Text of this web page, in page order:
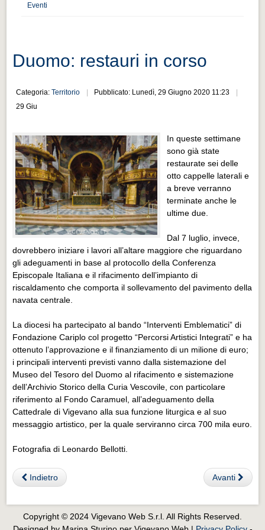
Distretto industriale
Cultura e turismo 4.0
Cultura e turismo 4.0
PROGETTI
Progetti Aperti
Progetti Aperti
Progetti Realizzati
Progetti Realizzati
EVENTI
EVENTI
Eventi Vigevano
Eventi Vigevano
Eventi Pavia
Eventi
Duomo: restauri in corso
Categoria:Territorio
Pubblicato: Lunedì, 29 Giugno 2020 11:23
29 Giu
In queste settimane
sono già state
restaurate sei delle
otto cappelle laterali e
a breve verranno
terminate anche le
ultime due.
Dal 7 luglio, invece,
dovrebbero iniziare i lavori all’altare maggiore che riguardano
gli adeguamenti in base al protocollo della Conferenza
Episcopale Italiana e il rifacimento dell’impianto di
riscaldamento che comporta il sollevamento del pavimento della
navata centrale.
La diocesi ha partecipato al bando “Interventi Emblematici” di
Fondazione Cariplo col progetto “Percorsi Artistici Integrati” e ha
ottenuto l’approvazione e il finanziamento di un milione di euro;
i principali interventi previsti vanno dalla sistemazione del
Museo del Tesoro del Duomo al rifacimento e sistemazione
dell’Archivio Storico della Curia Vescovile, con particolare
riferimento al Fondo Caramuel, all’adeguamento della
Cattedrale di Vigevano alla sua funzione liturgica e al suo
messaggio artistico, per la quale serviranno circa 700 mila euro.
Fotografia di Leonardo Bellotti.
Indietro Avanti
Copyright © 2024 Vigevano Web S.r.l. All Rights Reserved.